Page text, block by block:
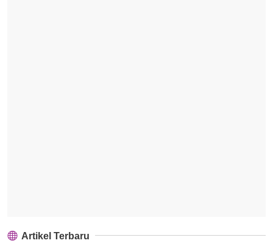
Artikel Terbaru